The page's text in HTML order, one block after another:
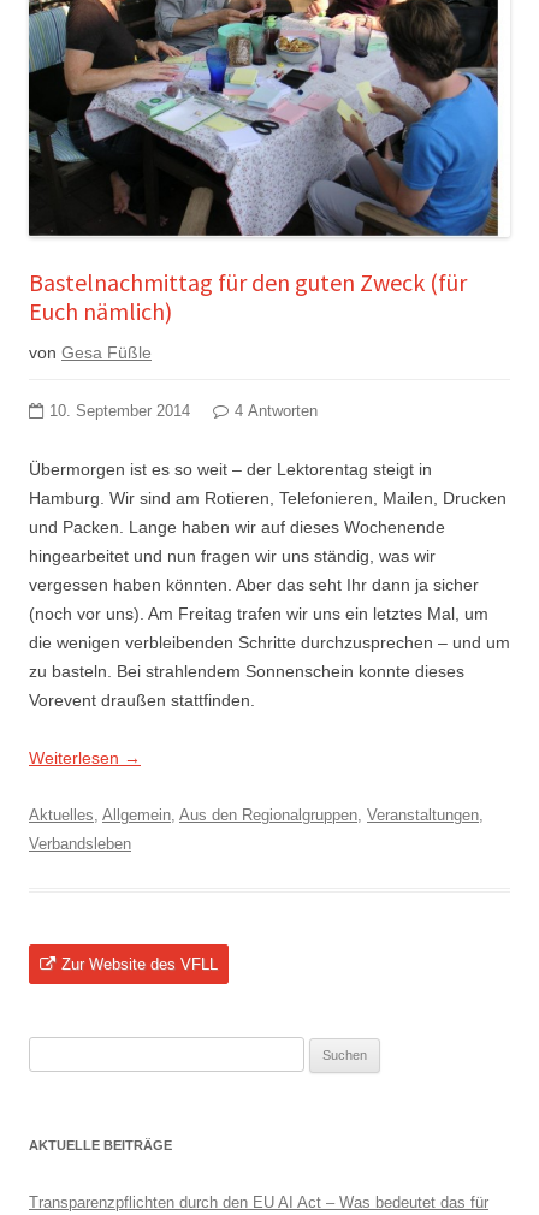
Bastelnachmittag für den guten Zweck (für
Euch nämlich)
von Gesa Füßle
10. September 2014 4 Antworten
Übermorgen ist es so weit – der Lektorentag steigt in
Hamburg. Wir sind am Rotieren, Telefonieren, Mailen, Drucken
und Packen. Lange haben wir auf dieses Wochenende
hingearbeitet und nun fragen wir uns ständig, was wir
vergessen haben könnten. Aber das seht Ihr dann ja sicher
(noch vor uns). Am Freitag trafen wir uns ein letztes Mal, um
die wenigen verbleibenden Schritte durchzusprechen – und um
zu basteln. Bei strahlendem Sonnenschein konnte dieses
Vorevent draußen stattfinden.
Weiterlesen →
Aktuelles, Allgemein, Aus den Regionalgruppen, Veranstaltungen,
Verbandsleben
Zur Website des VFLL
AKTUELLE BEITRÄGE
Transparenzpflichten durch den EU AI Act – Was bedeutet das für